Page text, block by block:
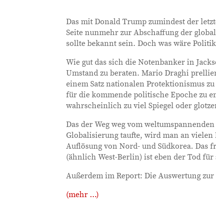
Das mit Donald Trump zumindest der
Seite nunmehr zur Abschaffung der
sollte bekannt sein. Doch was wäre
Wie gut das sich die Notenbanker in
Umstand zu beraten. Mario Draghi
einem Satz nationalen Protektionismus
für die kommende politische Epoche zu
wahrscheinlich zu viel Spiegel oder
Das der Weg weg vom
Globalisierung taufte, wird man an
Auflösung von Nord- und Südkorea. Das
(ähnlich West-Berlin) ist eben der Tod
Außerdem im Report: Die Auswertung
(mehr …)